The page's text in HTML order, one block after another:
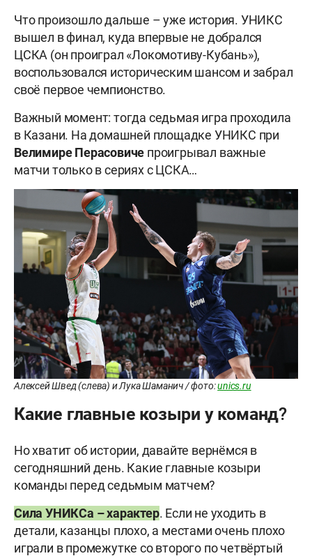
Что произошло дальше – уже история. УНИКС
вышел в финал, куда впервые не добрался
ЦСКА (он проиграл «Локомотиву-Кубань»),
воспользовался историческим шансом и забрал
своё первое чемпионство.
Важный момент: тогда седьмая игра проходила
в Казани. На домашней площадке УНИКС при
ВелимиреПерасовиче проигрывал важные
матчи только в сериях с ЦСКА…
Алексей Швед (слева) и Лука Шаманич / фото:unics.ru
Какие главные козыри у команд?
Но хватит об истории, давайте вернёмся в
сегодняшний день. Какие главные козыри
команды перед седьмым матчем?
Сила УНИКСа – характер. Если не уходить в
детали, казанцы плохо, а местами очень плохо
играли в промежутке со второго по четвёртый